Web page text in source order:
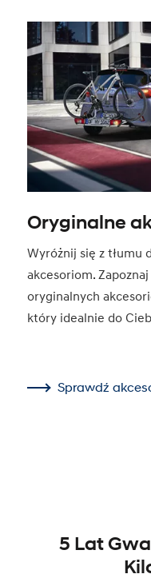
Oryginalne
Wyróżnij się z tłumu
akcesoriom.
oryginalnych
który idealnie do
Sprawdź
5 Lat